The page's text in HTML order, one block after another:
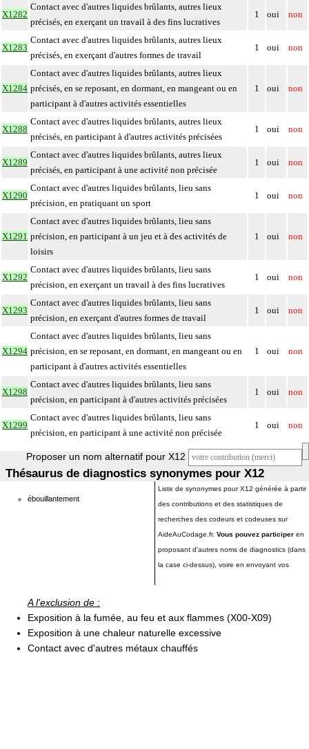
X1282
Contact avec d'autres liquides brûlants, autres lieux
précisés, en exerçant un travail à des fins lucratives
1 oui non
X1283
Contact avec d'autres liquides brûlants, autres lieux
précisés, en exerçant d'autres formes de travail
1 oui non
X1284
Contact avec d'autres liquides brûlants, autres lieux
précisés, en se reposant, en dormant, en mangeant ou en
participant à d'autres activités essentielles
1 oui non
X1288
Contact avec d'autres liquides brûlants, autres lieux
précisés, en participant à d'autres activités précisées
1 oui non
X1289
Contact avec d'autres liquides brûlants, autres lieux
précisés, en participant à une activité non précisée
1 oui non
X1290
Contact avec d'autres liquides brûlants, lieu sans
précision, en pratiquant un sport
1 oui non
X1291
Contact avec d'autres liquides brûlants, lieu sans
précision, en participant à un jeu et à des activités de
loisirs
1 oui non
X1292
Contact avec d'autres liquides brûlants, lieu sans
précision, en exerçant un travail à des fins lucratives
1 oui non
X1293
Contact avec d'autres liquides brûlants, lieu sans
précision, en exerçant d'autres formes de travail
1 oui non
X1294
Contact avec d'autres liquides brûlants, lieu sans
précision, en se reposant, en dormant, en mangeant ou en
participant à d'autres activités essentielles
1 oui non
X1298
Contact avec d'autres liquides brûlants, lieu sans
précision, en participant à d'autres activités précisées
1 oui non
X1299
Contact avec d'autres liquides brûlants, lieu sans
précision, en participant à une activité non précisée
1 oui non
Proposer un nom alternatif pour X12
Thésaurus de diagnostics synonymes pour X12
ébouillantement
Liste de synonymes pour X12 générée à partir
des contributions et des statistiques de
recherches des codeurs et codeuses sur
AideAuCodage.fr. Vous pouvez participer en
proposant d'autres noms de diagnostics (dans
la case ci-dessus), voire en envoyant vos
A l'exclusion de :
Exposition à la fumée, au feu et aux flammes (X00-X09)
Exposition à une chaleur naturelle excessive
Contact avec d'autres métaux chauffés